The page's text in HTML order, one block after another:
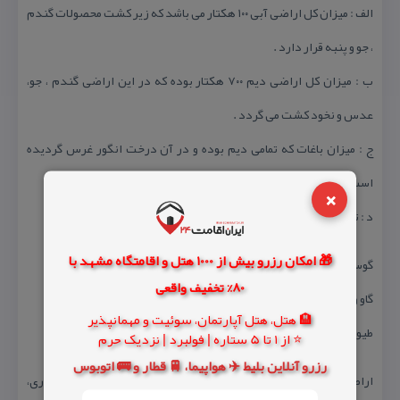
×
🎁 امکان رزرو بیش از 1000 هتل و اقامتگاه مشهد با
80% تخفیف واقعی
🏨 هتل، هتل آپارتمان، سوئیت و مهمانپذیر
⭐ از 1 تا 5 ستاره | فولبرد | نزدیک حرم
رزرو آنلاین بلیط ✈️ هواپیما، 🚆 قطار و 🚌 اتوبوس
الف : میزان كل اراضی آبی ۱۰۰ هكتار می باشد كه زیر كشت محصولات گندم
، جو و پنبه قرار دارد .
ب : میزان كل اراضی دیم ۷۰۰ هكتار بوده كه در این اراضی گندم ، جو،
عدس و نخود كشت می گردد .
ج : میزان باغات كه تمامی دیم بوده و در آن درخت انگور غرس گردیده
است حدود ۲۵۰ هكتار می باشد .
د : تعداد دام موجود
گوسفند و بز : ۱۳۴۰ راس
گاو و گوساله: ۴۵ راس
طیور بومی : ۵۴۰ قطعه
اراضی آبی این روستا از قنات روستا كه با توجه به ناكافی بودن آب آبیاری،